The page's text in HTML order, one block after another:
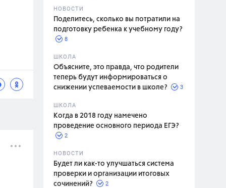
НОВОСТИ
Поделитесь, сколько вы потратили на
подготовку ребенка к учебному году?
8
ШКОЛА
Объясните, это правда, что родители
теперь будут информироваться о
снижении успеваемости в школе?
3
ШКОЛА
Когда в 2018 году намечено
проведение основного периода ЕГЭ?
2
НОВОСТИ
Будет ли как-то улучшаться система
проверки и организации итоговых
сочинений?
2